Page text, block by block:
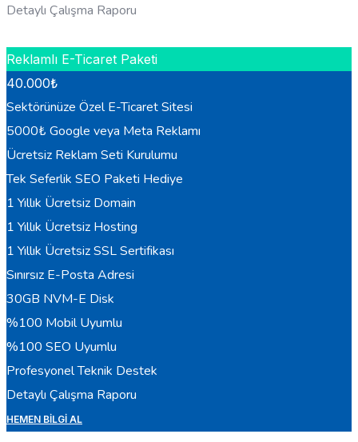
Detaylı Çalışma Raporu
Reklamlı E-Ticaret Paketi
40.000₺
Sektörünüze Özel E-Ticaret Sitesi
5000₺ Google veya Meta Reklamı
Ücretsiz Reklam Seti Kurulumu
Tek Seferlik SEO Paketi Hediye
1 Yıllık Ücretsiz Domain
1 Yıllık Ücretsiz Hosting
1 Yıllık Ücretsiz SSL Sertifikası
Sınırsız E-Posta Adresi
30GB NVM-E Disk
%100 Mobil Uyumlu
%100 SEO Uyumlu
Profesyonel Teknik Destek
Detaylı Çalışma Raporu
HEMEN BILGI AL